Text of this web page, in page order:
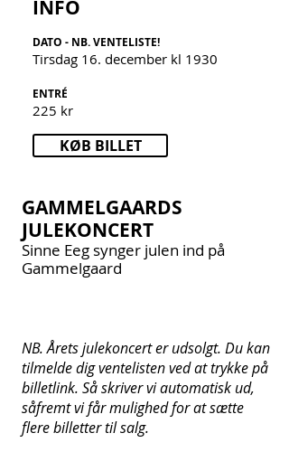
INFO
DATO - NB. VENTELISTE!
Tirsdag 16. december kl 1930
ENTRÉ
225 kr
KØB BILLET
GAMMELGAARDS
JULEKONCERT
Sinne Eeg synger julen ind på
Gammelgaard
NB. Årets julekoncert er udsolgt. Du kan
tilmelde dig ventelisten ved at trykke på
billetlink. Så skriver vi automatisk ud,
såfremt vi får mulighed for at sætte
flere billetter til salg.